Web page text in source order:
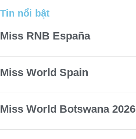
Tin nổi bật
Miss RNB España
Miss World Spain
Miss World Botswana 2026